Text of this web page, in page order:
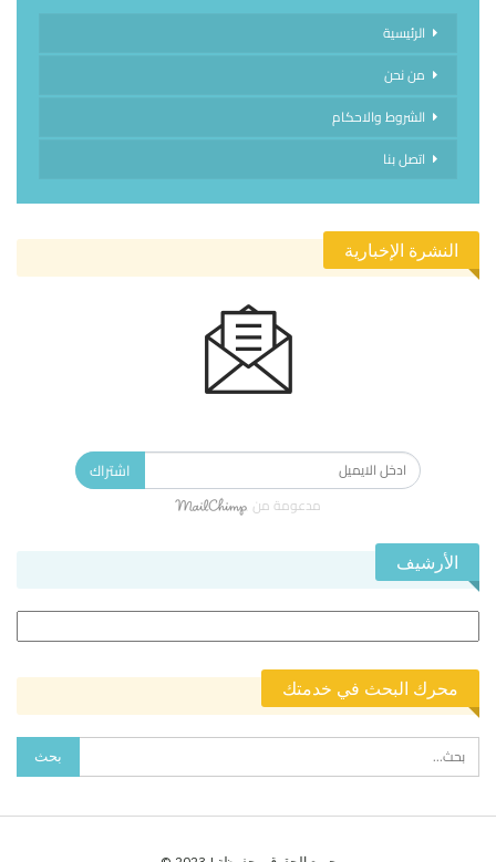
الرئيسية
من نحن
الشروط والاحكام
اتصل بنا
النشرة الإخبارية
اشتراك
مدعومة من
الأرشيف
محرك البحث في خدمتك